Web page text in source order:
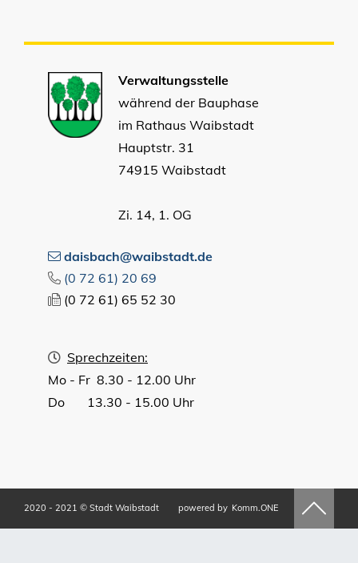
Verwaltungsstelle
während der Bauphase
im Rathaus Waibstadt
Hauptstr. 31
74915 Waibstadt
Zi. 14, 1. OG
daisbach@waibstadt.de
(0 72 61) 20 69
(0 72 61) 65 52 30
Sprechzeiten:
Mo - Fr 8.30 - 12.00 Uhr
Do 13.30 - 15.00 Uhr
2020 - 2021 © Stadt Waibstadt powered by Komm.ONE